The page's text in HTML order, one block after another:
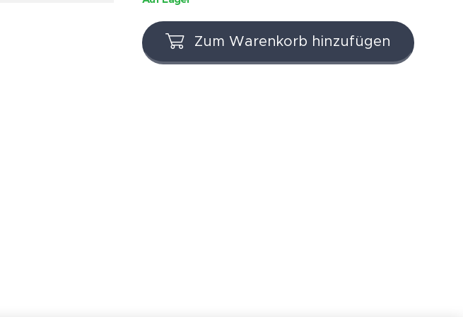
Zum Warenkorb hinzufügen